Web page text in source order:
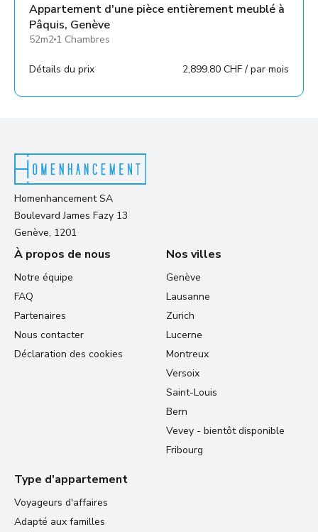
Appartement d'une pièce entièrement meublé à
Pâquis, Genève
52m2 1 Chambres
Détails du prix 2,899.80 CHF / par mois
Homenhancement SA
Boulevard James Fazy 13
Genève, 1201
À propos de nous
Notre équipe
FAQ
Partenaires
Nous contacter
Déclaration des cookies
Nos villes
Genève
Lausanne
Zurich
Lucerne
Montreux
Versoix
Saint-Louis
Bern
Vevey - bientôt disponible
Fribourg
Type d'appartement
Voyageurs d'affaires
Adapté aux familles